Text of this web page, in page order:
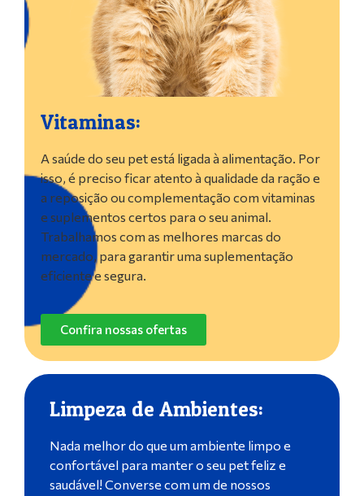
Vitaminas:
A saúde do seu pet está ligada à alimentação. Por
isso, é preciso ficar atento à qualidade da ração e
a reposição ou complementação com vitaminas
e suplementos certos para o seu animal.
Trabalhamos com as melhores marcas do
mercado, para garantir uma suplementação
eficiente e segura.
Confira nossas ofertas
Limpeza de Ambientes:
Nada melhor do que um ambiente limpo e
confortável para manter o seu pet feliz e
saudável! Converse com um de nossos